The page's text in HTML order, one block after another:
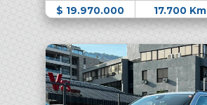
$ 19.970.000 17.700 Km